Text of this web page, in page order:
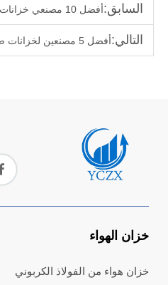
السابق:أفضل 10 مصنعي خزانات تخزين الهواء في العالم
التالي:أفضل 5 مصنعين لخزانات ضاغط الهواء
خزان الهواء
خزان هواء من الفولاذ الكربوني